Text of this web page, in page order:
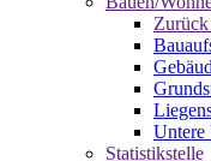
Untere
Statistikstelle